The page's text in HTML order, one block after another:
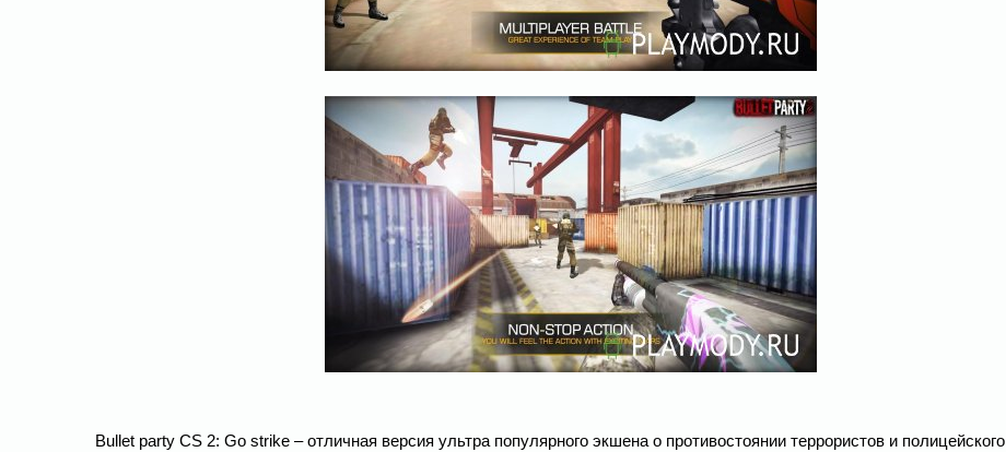
Bullet party CS 2: Go strike – отличная версия ультра популярного экшена о противостоянии террористов и полицейского